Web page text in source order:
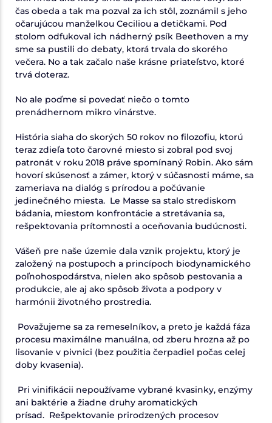
čas obeda a tak ma pozval za ich stôl, zoznámil s jeho
očarujúcou manželkou Ceciliou a detičkami. Pod
stolom odfukoval ich nádherný psík Beethoven a my
sme sa pustili do debaty, ktorá trvala do skorého
večera. No a tak začalo naše krásne priateľstvo, ktoré
trvá doteraz.
No ale poďme si povedať niečo o tomto
prenádhernom mikro vinárstve.
História siaha do skorých 50 rokov no filozofiu, ktorú
teraz zdieľa toto čarovné miesto si zobral pod svoj
patronát v roku 2018 práve spomínaný Robin. Ako sám
hovorí skúsenosť a zámer, ktorý v súčasnosti máme, sa
zameriava na dialóg s prírodou a počúvanie
jedinečného miesta. Le Masse sa stalo strediskom
bádania, miestom konfrontácie a stretávania sa,
rešpektovania prítomnosti a oceňovania budúcnosti.
Vášeň pre naše územie dala vznik projektu, ktorý je
založený na postupoch a princípoch biodynamického
poľnohospodárstva, nielen ako spôsob pestovania a
produkcie, ale aj ako spôsob života a podpory v
harmónii životného prostredia.
Považujeme sa za remeselníkov, a preto je každá fáza
procesu maximálne manuálna, od zberu hrozna až po
lisovanie v pivnici (bez použitia čerpadiel počas celej
doby kvasenia).
Pri vinifikácii nepoužívame vybrané kvasinky, enzýmy
ani baktérie a žiadne druhy aromatických
prísad. Rešpektovanie prirodzených procesov